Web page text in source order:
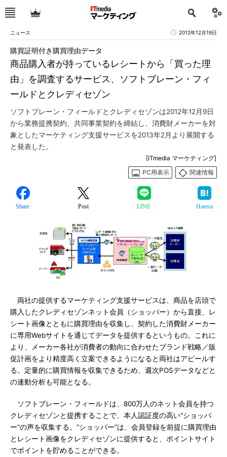
ニュース 2012年12月19日
商品購入者が持っているレシートから「買った理
由」を調査するサービス、ソフトブレーン・フィ
ールドとクレディセゾン
購買証明付き購買理由データ
ソフトブレーン・フィールドとクレディセゾンは2012年12月9日
から業務提携契約、共同事業契約を締結し、消費財メーカーを対
象としたマーケティング支援サービスを2013年2月より展開する
と発表した。
[ITmedia マーケティング]
PC用表示
関連情報
Share Post LINE Hatena
両社の提供するマーケティング支援サービスは、商品を店頭で
購入したクレディセゾンネット会員（ショッパー）から直接、レ
シート画像とともに購買理由を収集し、契約した消費財メーカー
に専用Webサイトを通じてデータを提供するというもの。これに
より、メーカー各社が消費者の動向に合わせたブランド戦略／販
促計画をより精度高く立案できるようになると両社はアピールす
る。定量的に購買情報を収集できるため、週次POSデータなどと
の連動分析も可能となる。
ソフトブレーン・フィールドは、800万人のネット会員を持つ
クレディセゾンと提携することで、本人認証度の高い“ショッパ
ー”の声を収集する。“ショッパー”は、会員登録を前提に購買理由
とレシート画像をクレディセゾンに提供すると、ポイントサイト
でポイントを貯めることができる。